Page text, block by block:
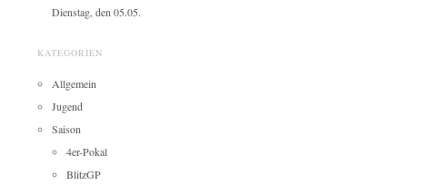
Dienstag, den 05.05.
KATEGORIEN
Allgemein
Jugend
Saison
4er-Pokal
BlitzGP